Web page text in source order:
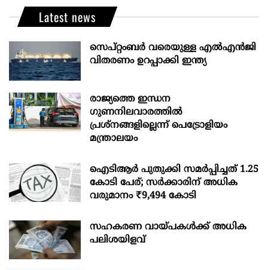
Latest news
സെപ്റ്റംബർ വരെയുള്ള എൽഎൻജി
വിതരണം ഉറപ്പാക്കി ഇന്ത്യ
രാജ്യത്തെ ഇന്ധന
ഗുണനിലവാരത്തില്‍
പ്രശ്‌നങ്ങളില്ലെന്ന് പെട്രോളിയം
മന്ത്രാലയം
ഐടിആര്‍ പുതുക്കി സമർപ്പിച്ചത് 1.25
കോടി പേര്; സർക്കാരിന് അധിക
വരുമാനം ₹9,494 കോടി
സഹകരണ വായ്പകള്‍ക്ക് അധിക
പലിശയിളവ്